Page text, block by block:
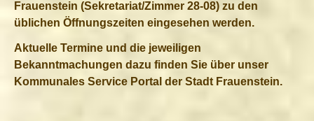
Frauenstein (Sekretariat/Zimmer 28-08) zu den
üblichen Öffnungszeiten eingesehen werden.
Aktuelle Termine und die jeweiligen
Bekanntmachungen dazu finden Sie über unser
Kommunales Service Portal der Stadt Frauenstein.